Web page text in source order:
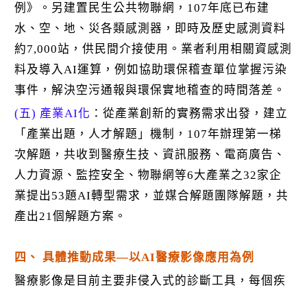
例》。另建置民生公共物聯網，107年底已布建
水、空、地、災各類感測器，即時及歷史感測資料
約7,000站，供民間介接使用。業者利用相關資感測
料及導入AI運算，例如協助環保稽查單位掌握污染
事件，解決空污通報與環保實地稽查的時間落差。
(五) 產業AI化 ：從產業創新的實務需求出發，建立
「產業出題，人才解題」機制，107年辦理第一梯
次解題，共收到醫療生技、資訊服務、電商廣告、
人力資源、監控安全、物聯網等6大產業之32家企
業提出53題AI轉型需求，並媒合解題團隊解題，共
產出21個解題方案。
四、 具體推動成果—以AI醫療影像應用為例
醫療影像是目前主要非侵入式的診斷工具，每個疾